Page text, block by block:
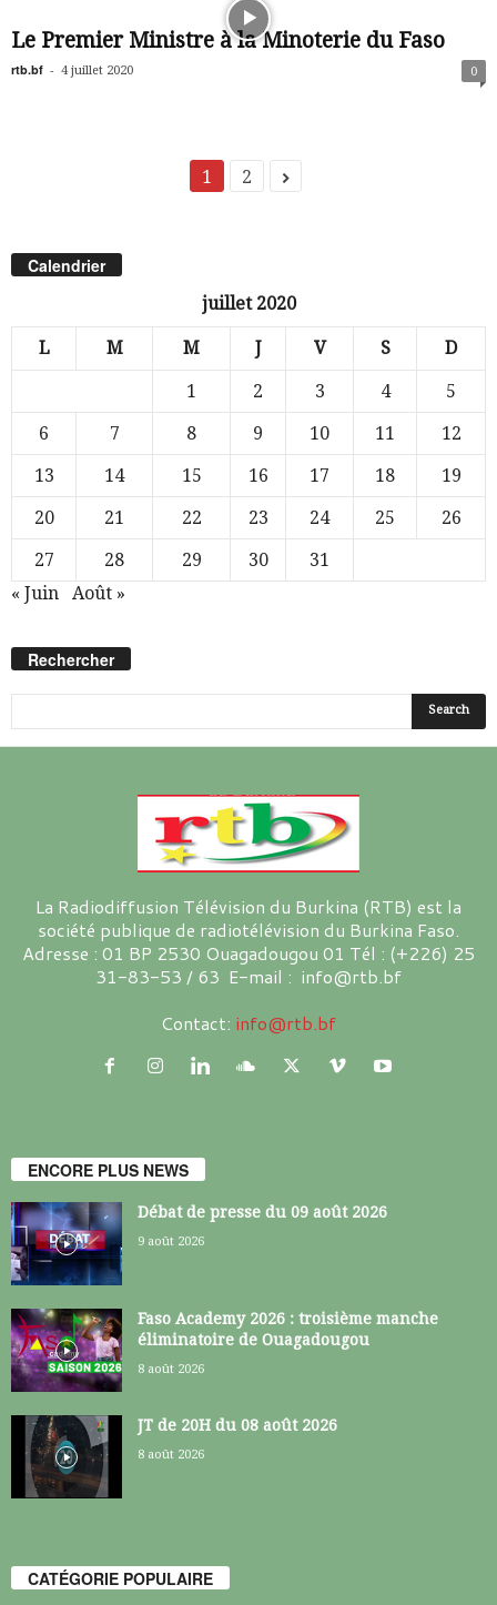
Le Premier Ministre à la Minoterie du Faso
rtb.bf - 4 juillet 2020 0
1 2
Calendrier
juillet 2020
L M M J V S D
1 2 3 4
5
6
7 8 9 10 11
12
13
14 15 16 17 18
19
20
21 22 23 24 25
26
27
28 29 30
31
« Juin
Août »
Rechercher
La Radiodiffusion Télévision du Burkina (RTB) est la
société publique de radiotélévision du Burkina Faso.
Adresse : 01 BP 2530 Ouagadougou 01 Tél : (+226) 25
31-83-53 / 63 E-mail : info@rtb.bf
Contact: info@rtb.bf
ENCORE PLUS NEWS
Débat de presse du 09 août 2026
9 août 2026
Faso Academy 2026 : troisième manche
éliminatoire de Ouagadougou
8 août 2026
JT de 20H du 08 août 2026
8 août 2026
CATÉGORIE POPULAIRE